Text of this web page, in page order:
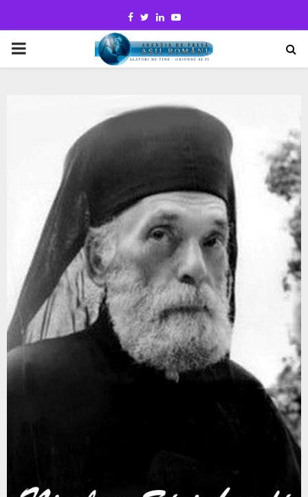
Facebook
TwitterLinkedinYoutube
PRIMARY